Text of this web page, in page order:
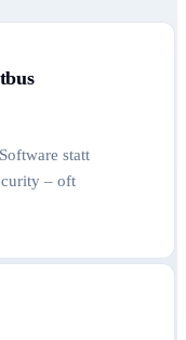
statt
– oft